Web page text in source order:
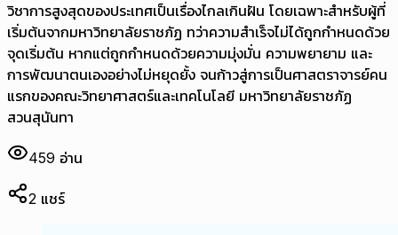
วิชาการสูงสุดของประเทศเป็นเรื่องไกลเกินฝัน โดยเฉพาะสำหรับผู้ที่
เริ่มต้นจากมหาวิทยาลัยราชภัฏ ทว่าความสำเร็จไม่ได้ถูกกำหนดด้วย
จุดเริ่มต้น หากแต่ถูกกำหนดด้วยความมุ่งมั่น ความพยายาม และ
การพัฒนาตนเองอย่างไม่หยุดยั้ง จนก้าวสู่การเป็นศาสตราจารย์คน
แรกของคณะวิทยาศาสตร์และเทคโนโลยี มหาวิทยาลัยราชภัฏ
สวนสุนันทา
459 อ่าน
2 แชร์